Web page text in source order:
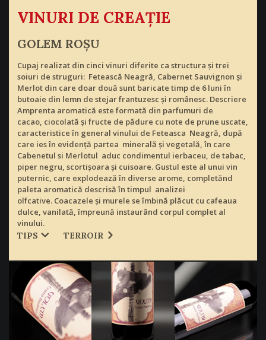
VINURI DE CREAŢIE
GOLEM ROŞU
Cupaj realizat din cinci vinuri diferite ca structura şi trei
soiuri de struguri: Fetească Neagră, Cabernet Sauvignon şi
Merlot din care doar două sunt baricate timp de 6 luni în
butoaie din lemn de stejar frantuzesc şi românesc. Descriere
Amprenta aromatică este formată din parfumuri de
cacao, ciocolată şi fructe de pădure cu note de prune uscate,
caracteristice în general vinului de Feteasca Neagră, după
care ies în evidenţă partea minerală şi vegetală, în care
Cabenetul si Merlotul aduc condimentul ierbaceu, de tabac,
piper negru, scortişoara şi cuisoare. Gustul este al unui vin
puternic, care explodează în diverse arome, completănd
paleta aromatică descrisă în timpul analizei
olfcative. Coacazele şi murele se îmbină plăcut cu cafeaua
dulce, vanilată, împreună instaurând corpul complet al
vinului.
TIPS
TERROIR